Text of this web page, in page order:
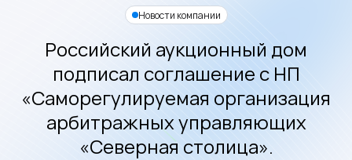
Новости компании
Российский аукционный дом
подписал соглашение с НП
«Саморегулируемая организация
арбитражных управляющих
«Cеверная столица».